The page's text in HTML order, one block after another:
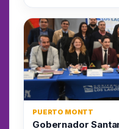
PUERTO MONTT
Gobernador